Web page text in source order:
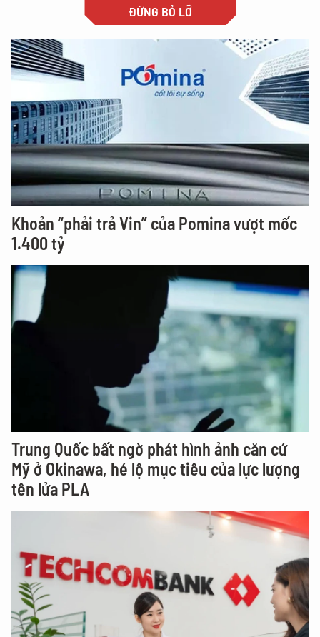
ĐỪNG BỎ LỠ
Khoản “phải trả Vin” của Pomina vượt mốc
1.400 tỷ
Trung Quốc bất ngờ phát hình ảnh căn cứ
Mỹ ở Okinawa, hé lộ mục tiêu của lực lượng
tên lửa PLA